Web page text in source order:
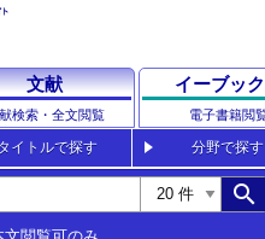
文献
検索・全文閲覧
イーブッ
電子書籍閲
イトルで探す 分野で探す
search